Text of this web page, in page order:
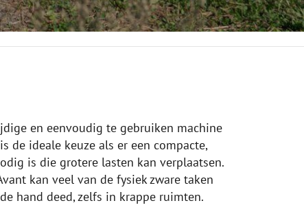
en eenvoudig te gebruiken machine
de ideale keuze als er een compacte,
is die grotere lasten kan verplaatsen.
kan veel van de fysiek zware taken
hand deed, zelfs in krappe ruimten.